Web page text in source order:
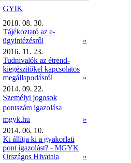
GYIK
2018. 08. 30.
Tájékoztató az e-
ügyintézésről
»
2016. 11. 23.
Tudnivalók az étrend-
kiegészítőkel kapcsolatos
megállapodásról
»
2014. 09. 22.
Személyi jogosok
pontszám igazolása 
mgyk.hu
»
2014. 06. 10.
Ki állítja ki a gyakorlati
pont igazolást? - MGYK
Országos Hivatala
»